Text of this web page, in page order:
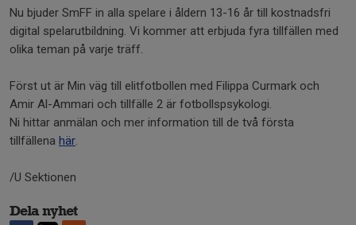
Nu bjuder SmFF in alla spelare i åldern 13-16 år till kostnadsfri
digital spelarutbildning. Vi kommer att erbjuda fyra tillfällen med
olika teman på varje träff.
Först ut är Min väg till elitfotbollen med Filippa Curmark och
Amir Al-Ammari och tillfälle 2 är fotbollspsykologi.
Ni hittar anmälan och mer information till de två första
tillfällena här.
/U Sektionen
Dela nyhet